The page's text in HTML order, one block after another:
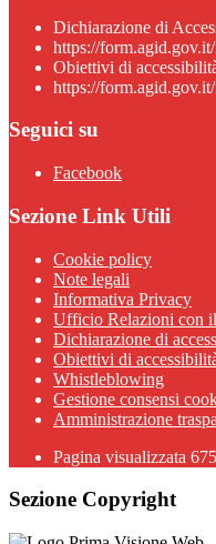
Dichiarazione di
https://
Obiettivi di
https://
Seguici su
Facebook
Sezione Link Utili
Cookie policy
Note legali
Informativa Privacy
Ufficio Relazioni con
Dichiarazione di
Obiettivi di
Whistleblowing
Gestione consensi
Amministrazione
Pagina visualizzata
Sezione Copyright